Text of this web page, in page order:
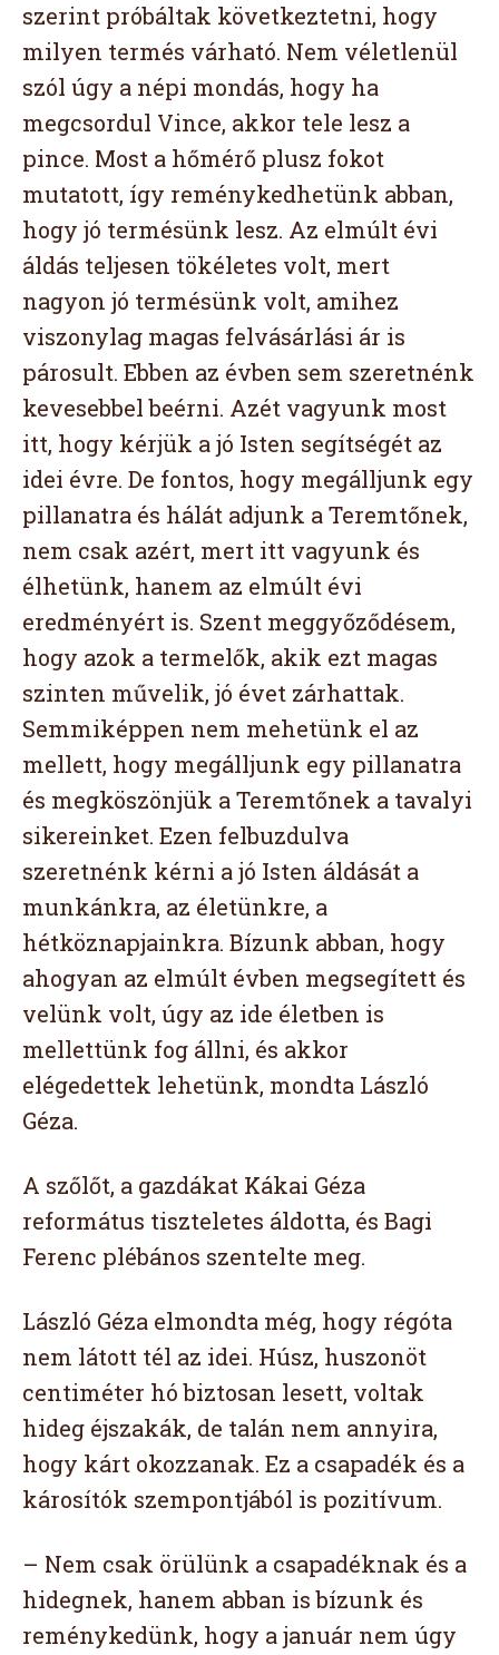
szerint próbáltak következtetni, hogy
milyen termés várható. Nem véletlenül
szól úgy a népi mondás, hogy ha
megcsordul Vince, akkor tele lesz a
pince. Most a hőmérő plusz fokot
mutatott, így reménykedhetünk abban,
hogy jó termésünk lesz. Az elmúlt évi
áldás teljesen tökéletes volt, mert
nagyon jó termésünk volt, amihez
viszonylag magas felvásárlási ár is
párosult. Ebben az évben sem szeretnénk
kevesebbel beérni. Azét vagyunk most
itt, hogy kérjük a jó Isten segítségét az
idei évre. De fontos, hogy megálljunk egy
pillanatra és hálát adjunk a Teremtőnek,
nem csak azért, mert itt vagyunk és
élhetünk, hanem az elmúlt évi
eredményért is. Szent meggyőződésem,
hogy azok a termelők, akik ezt magas
szinten művelik, jó évet zárhattak.
Semmiképpen nem mehetünk el az
mellett, hogy megálljunk egy pillanatra
és megköszönjük a Teremtőnek a tavalyi
sikereinket. Ezen felbuzdulva
szeretnénk kérni a jó Isten áldását a
munkánkra, az életünkre, a
hétköznapjainkra. Bízunk abban, hogy
ahogyan az elmúlt évben megsegített és
velünk volt, úgy az ide életben is
mellettünk fog állni, és akkor
elégedettek lehetünk, mondta László
Géza.
A szőlőt, a gazdákat Kákai Géza
református tiszteletes áldotta, és Bagi
Ferenc plébános szentelte meg.
László Géza elmondta még, hogy régóta
nem látott tél az idei. Húsz, huszonöt
centiméter hó biztosan lesett, voltak
hideg éjszakák, de talán nem annyira,
hogy kárt okozzanak. Ez a csapadék és a
károsítók szempontjából is pozitívum.
– Nem csak örülünk a csapadéknak és a
hidegnek, hanem abban is bízunk és
reménykedünk, hogy a január nem úgy